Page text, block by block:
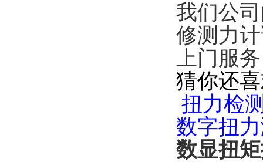
我们公
修测力
上门服
猜你还
扭力检
数字扭
数显扭